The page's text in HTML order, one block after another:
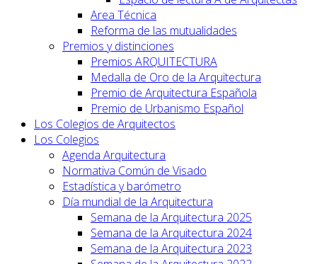
Area Técnica
Reforma de las mutualidades
Premios y distinciones
Premios ARQUITECTURA
Medalla de Oro de la Arquitectura
Premio de Arquitectura Española
Premio de Urbanismo Español
Los Colegios de Arquitectos
Los Colegios
Agenda Arquitectura
Normativa Común de Visado
Estadística y barómetro
Día mundial de la Arquitectura
Semana de la Arquitectura 2025
Semana de la Arquitectura 2024
Semana de la Arquitectura 2023